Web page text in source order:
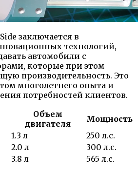
заключается в
технологий,
автомобили с
которые при этом
производительность. Это
многолетнего опыта и
потребностей клиентов.
Объем
двигателя
Мощность
1.3 л
250 л.с.
2.0 л
300 л.с.
3.8 л
565 л.с.